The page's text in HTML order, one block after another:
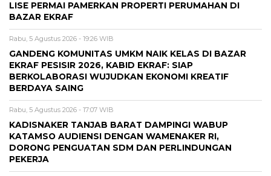
LISE PERMAI PAMERKAN PROPERTI PERUMAHAN DI
BAZAR EKRAF
Rabu, 5 Agustus 2026 - 19:26 WIB
GANDENG KOMUNITAS UMKM NAIK KELAS DI BAZAR
EKRAF PESISIR 2026, KABID EKRAF: SIAP
BERKOLABORASI WUJUDKAN EKONOMI KREATIF
BERDAYA SAING
Rabu, 5 Agustus 2026 - 17:07 WIB
KADISNAKER TANJAB BARAT DAMPINGI WABUP
KATAMSO AUDIENSI DENGAN WAMENAKER RI,
DORONG PENGUATAN SDM DAN PERLINDUNGAN
PEKERJA